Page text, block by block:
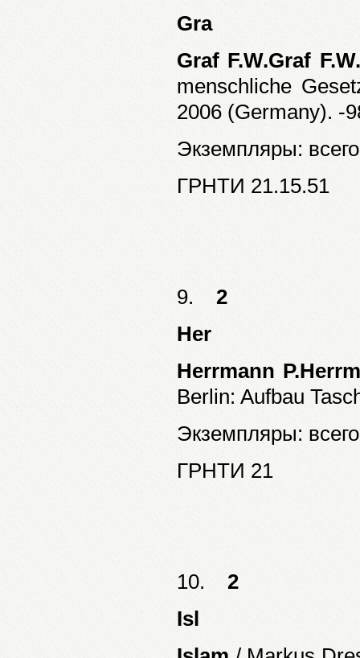
Gra
Graf F.W.Graf F.W.
menschliche
2006 (Germany). -
Экземпляры:
ГРНТИ 21.15.51
9. 2
Her
Herrmann
Berlin: Aufbau
Экземпляры:
ГРНТИ 21
10. 2
Isl